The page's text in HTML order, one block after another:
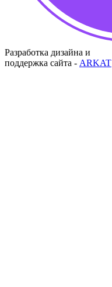
Разработка дизайна и
поддержка сайта - ARKAT